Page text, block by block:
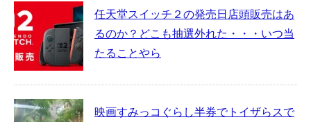
任天堂スイッチ２の発売日店頭販売はあ
るのか？どこも抽選外れた・・・いつ当
たることやら
映画すみっコぐらし半券でトイザらスで